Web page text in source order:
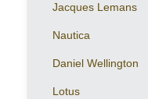
Jacques Lemans
Nautica
Daniel Wellington
Lotus